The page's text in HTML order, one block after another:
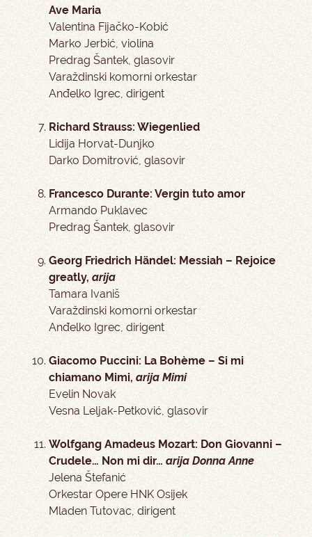
Ave Maria
Valentina Fijačko-Kobić
Marko Jerbić, violina
Predrag Šantek, glasovir
Varaždinski komorni orkestar
Anđelko Igrec, dirigent
Richard Strauss: Wiegenlied
Lidija Horvat-Dunjko
Darko Domitrović, glasovir
Francesco Durante: Vergin tuto amor
Armando Puklavec
Predrag Šantek, glasovir
Georg Friedrich Händel: Messiah – Rejoice
greatly, arija
Tamara Ivaniš
Varaždinski komorni orkestar
Anđelko Igrec, dirigent
Giacomo Puccini: La Bohème – Si mi
chiamano Mimi, arija Mimi
Evelin Novak
Vesna Leljak-Petković, glasovir
Wolfgang Amadeus Mozart: Don Giovanni –
Crudele… Non mi dir… arija Donna Anne
Jelena Štefanić
Orkestar Opere HNK Osijek
Mladen Tutovac, dirigent